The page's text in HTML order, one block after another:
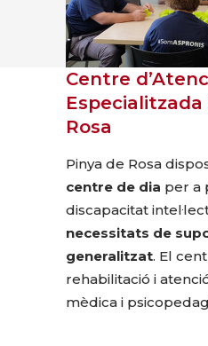
Centre
Especialitzada
Rosa
Pinya de Rosa
centre de dia per a
discapacitat
necessitats de
generalitzat. El
rehabilitació i
mèdica i